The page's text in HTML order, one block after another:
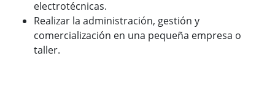
electrotécnicas.
Realizar la administración, gestión y
comercialización en una pequeña empresa o
taller.